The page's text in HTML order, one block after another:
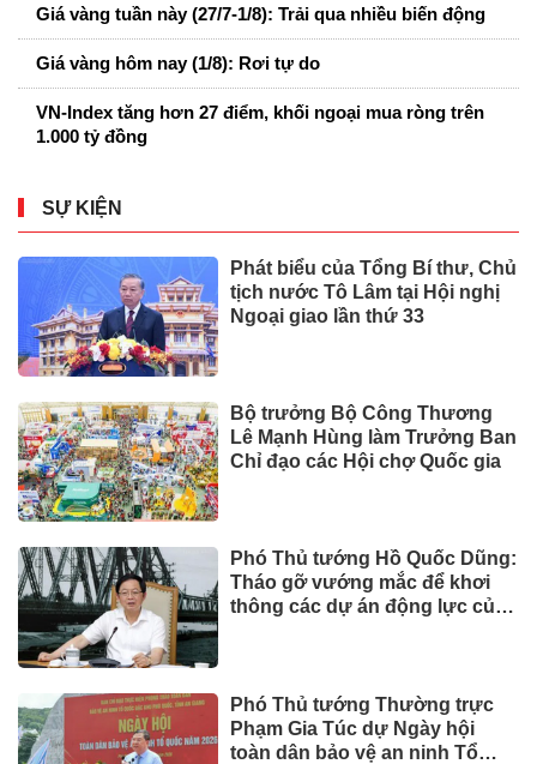
Giá vàng tuần này (27/7-1/8): Trải qua nhiều biến động
Giá vàng hôm nay (1/8): Rơi tự do
VN-Index tăng hơn 27 điểm, khối ngoại mua ròng trên
1.000 tỷ đồng
SỰ KIỆN
Phát biểu của Tổng Bí thư, Chủ
tịch nước Tô Lâm tại Hội nghị
Ngoại giao lần thứ 33
Bộ trưởng Bộ Công Thương
Lê Mạnh Hùng làm Trưởng Ban
Chỉ đạo các Hội chợ Quốc gia
Phó Thủ tướng Hồ Quốc Dũng:
Tháo gỡ vướng mắc để khơi
thông các dự án động lực của
Phó Thủ tướng Thường trực
Phạm Gia Túc dự Ngày hội
toàn dân bảo vệ an ninh Tổ